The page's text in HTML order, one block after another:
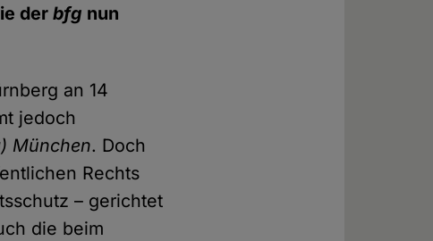
derbfg nun
an 14
jedoch
München. Doch
Rechts
– gerichtet
die beim